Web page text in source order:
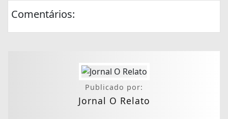
Comentários:
Publicado por:
Jornal O Relato